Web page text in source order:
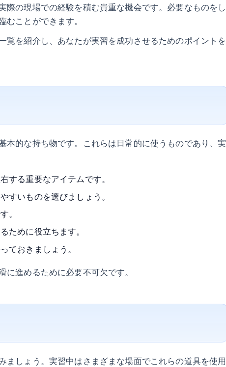
際の現場での経験を積む貴重な機会です。必要なものをし
ことができます。
覧を紹介し、あなたが実習を成功させるためのポイントを
本的な持ち物です。これらは日常的に使うものであり、実
する重要なアイテムです。
すいものを選びましょう。
。
ために役立ちます。
ておきましょう。
進めるために必要不可欠です。
ましょう。実習中はさまざまな場面でこれらの道具を使用